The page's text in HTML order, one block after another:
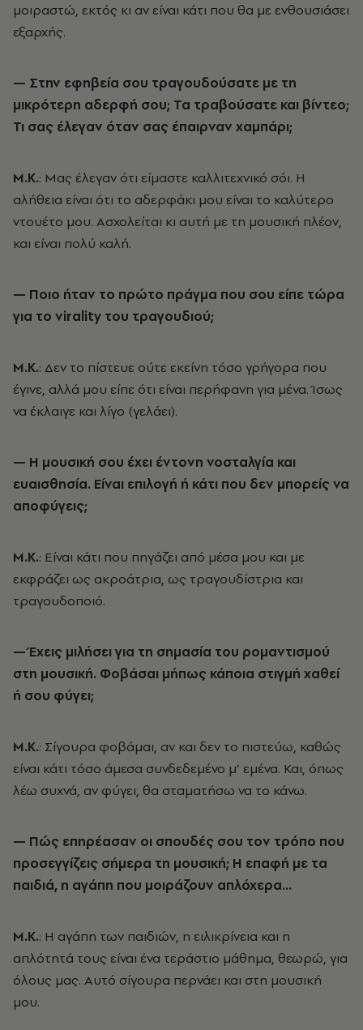
μοιραστώ, εκτός κι αν είναι κάτι που θα με ενθουσιάσει
εξαρχής.
— Στην εφηβεία σου τραγουδούσατε με τη
μικρότερη αδερφή σου; Τα τραβούσατε και βίντεο;
Τι σας έλεγαν όταν σας έπαιρναν χαμπάρι;
Μ.Κ.: Μας έλεγαν ότι είμαστε καλλιτεχνικό σόι. Η
αλήθεια είναι ότι το αδερφάκι μου είναι το καλύτερο
ντουέτο μου. Ασχολείται κι αυτή με τη μουσική πλέον,
και είναι πολύ καλή.
— Ποιο ήταν το πρώτο πράγμα που σου είπε τώρα
για το virality του τραγουδιού;
Μ.Κ.: Δεν το πίστευε ούτε εκείνη τόσο γρήγορα που
έγινε, αλλά μου είπε ότι είναι περήφανη για μένα. Ίσως
να έκλαιγε και λίγο (γελάει).
— Η μουσική σου έχει έντονη νοσταλγία και
ευαισθησία. Είναι επιλογή ή κάτι που δεν μπορείς να
αποφύγεις;
Μ.Κ.: Είναι κάτι που πηγάζει από μέσα μου και με
εκφράζει ως ακροάτρια, ως τραγουδίστρια και
τραγουδοποιό.
— Έχεις μιλήσει για τη σημασία του ρομαντισμού
στη μουσική. Φοβάσαι μήπως κάποια στιγμή χαθεί
ή σου φύγει;
Μ.Κ.: Σίγουρα φοβάμαι, αν και δεν το πιστεύω, καθώς
είναι κάτι τόσο άμεσα συνδεδεμένο μ’ εμένα. Και, όπως
λέω συχνά, αν φύγει, θα σταματήσω να το κάνω.
— Πώς επηρέασαν οι σπουδές σου τον τρόπο που
προσεγγίζεις σήμερα τη μουσική; Η επαφή με τα
παιδιά, η αγάπη που μοιράζουν απλόχερα…
Μ.Κ.: Η αγάπη των παιδιών, η ειλικρίνεια και η
απλότητά τους είναι ένα τεράστιο μάθημα, θεωρώ, για
όλους μας. Αυτό σίγουρα περνάει και στη μουσική
μου.